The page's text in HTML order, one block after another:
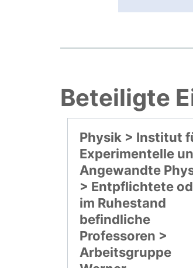
Beteiligte
Physik > Institut
Experimentelle
Angewandte
> Entpflichtete
im Ruhestand
befindliche
Professoren >
Arbeitsgruppe